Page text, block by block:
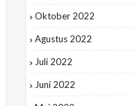
Oktober 2022
Agustus 2022
Juli 2022
Juni 2022